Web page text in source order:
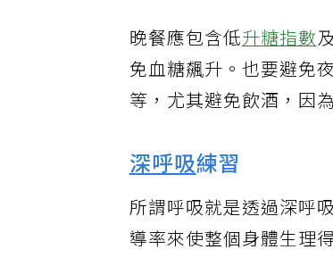
晚餐應包含低升糖指數
免血糖飆升。也要避免
等，尤其避免飲酒，因
深呼吸練習
所謂呼吸就是透過深呼
導率來使整個身體生理